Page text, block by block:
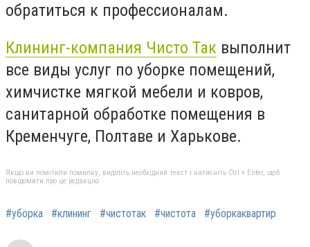
обратиться к профессионалам.
Клининг-компания Чисто Так выполнит
все виды услуг по уборке помещений,
химчистке мягкой мебели и ковров,
санитарной обработке помещения в
Кременчуге, Полтаве и Харькове.
Якщо ви помітили помилку, виділіть необхідний текст і натисніть Ctrl + Enter, щоб
повідомити про це редакцію
#уборка #клининг #чистотак #чистота #уборкаквартир